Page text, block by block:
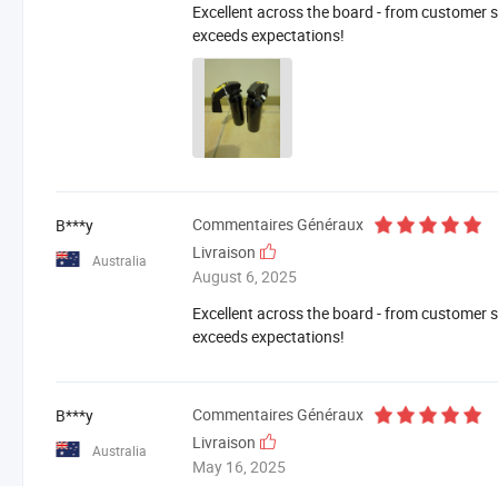
Excellent across the board - from customer
exceeds expectations!
B***y
Australia
Commentaires Généraux
Livraison
August 6, 2025
Excellent across the board - from customer
exceeds expectations!
B***y
Australia
Commentaires Généraux
Livraison
May 16, 2025